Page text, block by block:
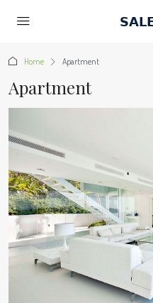
Home Apartment
Apartment